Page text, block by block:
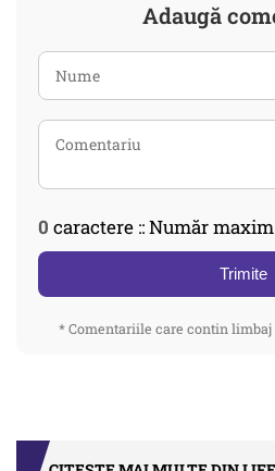
Adaugă
0 caractere :: Număr
Trimite
* Comentariile care contin limbaj